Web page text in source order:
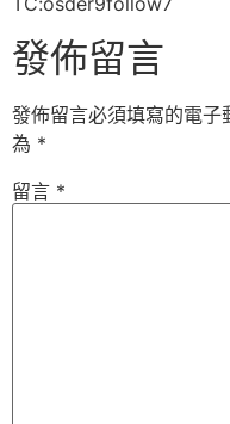
發佈留言
發佈留言必須填寫的電子
為 *
留言 *